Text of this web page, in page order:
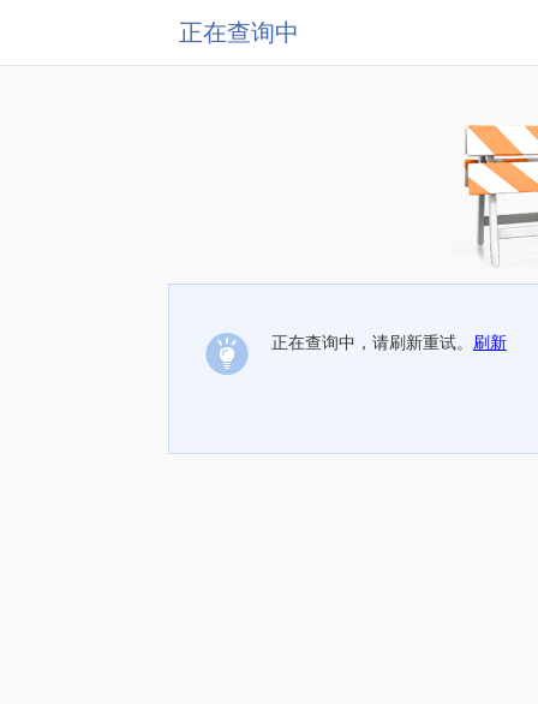
正在查询中
正在查询中，请刷新重试。 刷新